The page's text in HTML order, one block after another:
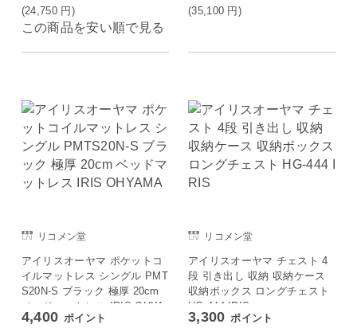
(24,750 円 )
この商品を安い順で見る
(35,100 円 )
リコメン堂
アイリスオーヤマ ポケットコ
イルマットレス シングル PMT
S20N-S ブラック 極厚 20cm
ベッドマットレス IRIS OHYA
MA
4,400 ポイント
リコメン堂
アイリスオーヤマ チェスト 4
段 引き出し 収納 収納ケース
収納ボックス ロングチェスト
HG-444 IRIS
3,300 ポイント